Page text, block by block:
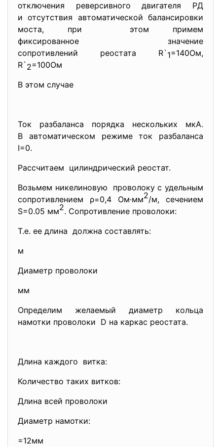
отключения реверсивного двигателя РД
и отсутствия автоматической балансировки
моста, при этом примем
фиксированное значение
сопротивлений реостата R`1=140Ом,
R`2=100Ом
В этом случае
Ток разбаланса порядка нескольких мкА.
В автоматическом режиме ток разбаланса
I=0.
Рассчитаем цилиндрический реостат.
Возьмем никелиновую проволоку с удельным
сопротивлением ρ=0,4 Ом·мм2/м, сечением
S=0.05 мм2. Сопротивление проволоки:
Т.е. ее длина должна составлять:
м
Диаметр проволоки
мм
Определим желаемый диаметр кольца
намотки проволоки D на каркас реостата.
Длина каждого витка:
Количество таких витков:
Длина всей проволоки
Диаметр намотки:
=12мм